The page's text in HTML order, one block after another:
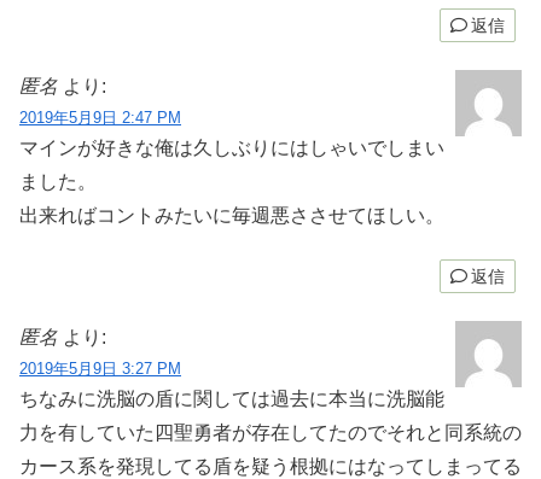
返信
匿名 より:
2019年5月9日 2:47 PM
マインが好きな俺は久しぶりにはしゃいでしまい
ました。
出来ればコントみたいに毎週悪ささせてほしい。
返信
匿名 より:
2019年5月9日 3:27 PM
ちなみに洗脳の盾に関しては過去に本当に洗脳能
力を有していた四聖勇者が存在してたのでそれと同系統の
カース系を発現してる盾を疑う根拠にはなってしまってる